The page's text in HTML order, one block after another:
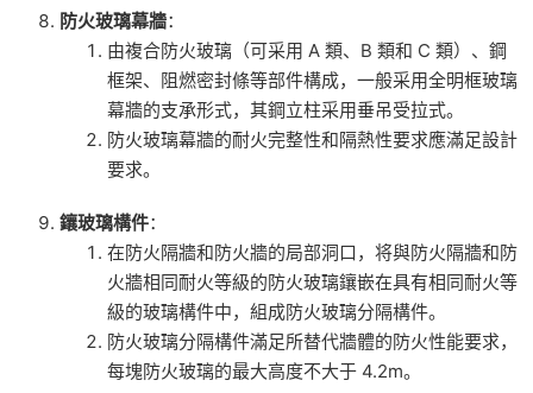
防火玻璃幕牆：
由複合防火玻璃（可采用 A 類、B 類和 C 類）、鋼
框架、阻燃密封條等部件構成，一般采用全明框玻璃
幕牆的支承形式，其鋼立柱采用垂吊受拉式。
防火玻璃幕牆的耐火完整性和隔熱性要求應滿足設計
要求。
鑲玻璃構件：
在防火隔牆和防火牆的局部洞口，将與防火隔牆和防
火牆相同耐火等級的防火玻璃鑲嵌在具有相同耐火等
級的玻璃構件中，組成防火玻璃分隔構件。
防火玻璃分隔構件滿足所替代牆體的防火性能要求，
每塊防火玻璃的最大高度不大于 4.2m。